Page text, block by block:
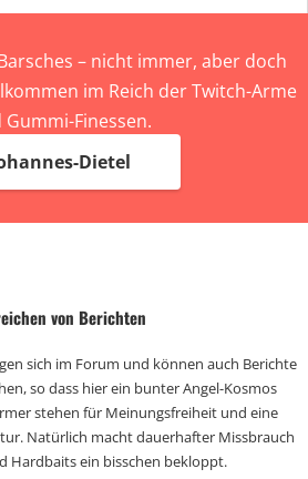
– nicht immer, aber doch
im Reich der Twitch-Arme
Gummi-Finessen.
Dietel
von Berichten
sich im Forum und können auch Berichte
so dass hier ein bunter Angel-Kosmos
stehen für Meinungsfreiheit und eine
Natürlich macht dauerhafter Missbrauch
Hardbaits ein bisschen bekloppt.